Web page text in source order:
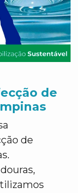
de
de